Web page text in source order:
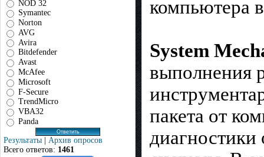
NOD 32
Symantec
Norton
AVG
Avira
Bitdefender
Avast
McAfee
Microsoft
F-Secure
TrendMicro
VBA32
Panda
Результаты | Архив опросов
Всего ответов: 1461
компьютера
System
выполнения
пакета от